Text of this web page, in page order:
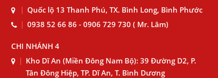
Quốc lộ 13 Thanh Phú, TX. Bình Long, Bình Phước
0938 52 66 86 - 0906 729 730 ( Mr. Lâm)
CHI NHÁNH 4
Kho Dĩ An (Miền Đông Nam Bộ): 39 Đường D2, P.
Tân Đông Hiệp, TP. Dĩ An, T. Bình Dương